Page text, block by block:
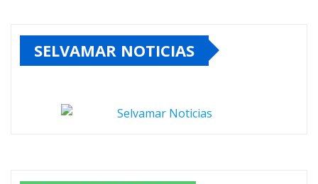
SELVAMAR NOTICIAS